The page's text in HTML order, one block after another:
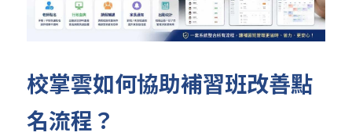
校掌雲如何協助補習班改善點
名流程？